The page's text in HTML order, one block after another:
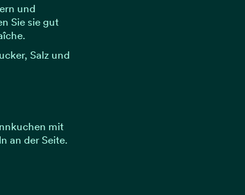
und
Sie sie gut
Salz und
mit
an der Seite.